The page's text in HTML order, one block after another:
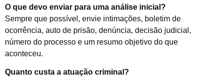
O que devo enviar para uma análise inicial?
Sempre que possível, envie intimações, boletim de
ocorrência, auto de prisão, denúncia, decisão judicial,
número do processo e um resumo objetivo do que
aconteceu.
Quanto custa a atuação criminal?